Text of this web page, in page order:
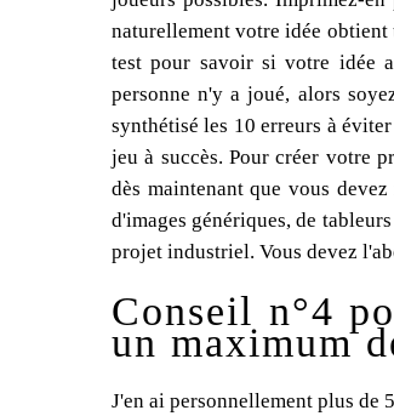
naturellement votre idée obtient
test pour savoir si votre idée
personne n'y a joué, alors
synthétisé les 10 erreurs à
jeu à succès. Pour créer votre
dès maintenant que vous
d'images génériques, de
projet industriel. Vous devez
Conseil n°4
un maximum
J'en ai personnellement plus de